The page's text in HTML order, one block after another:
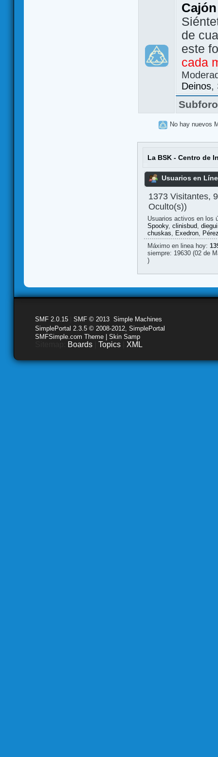
de
este
cada
Deinos,
No hay nuevos
La BSK - Centro de
Usuarios en
1373 Visitantes,
Oculto(s))
Usuarios activos en los
Spooky, clinisbud,
chuskas, Exedron,
Máximo en linea hoy:
siempre: 19630 (02 de
)
SMF 2.0.15 SMF © 2013 Simple Machines
SimplePortal 2.3.5 © 2008-2012, SimplePortal
SMFSimple.com Theme | Skin Samp
Boards Topics XML